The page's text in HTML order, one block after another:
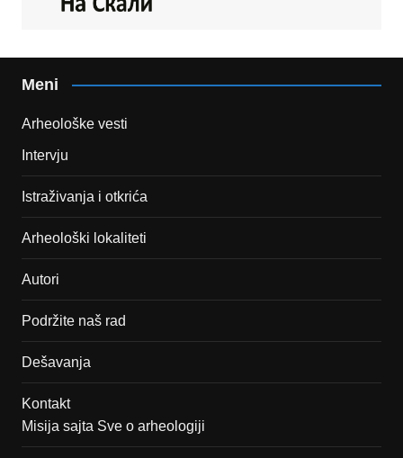
Meni
Arheološke vesti
Intervju
Istraživanja i otkrića
Arheološki lokaliteti
Autori
Podržite naš rad
Dešavanja
Kontakt
Misija sajta Sve o arheologiji